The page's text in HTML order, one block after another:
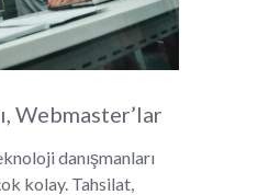
Webmaster’lar
danışmanları
kolay. Tahsilat,